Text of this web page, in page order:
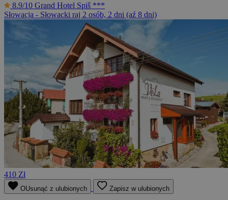
8.9/10 Grand Hotel Spiš ***
Słowacja - Słowacki raj 2 osób, 2 dni (aź 8 dni)
410 Zł
OUsunąć z ulubionych Zapisz w ulubionych